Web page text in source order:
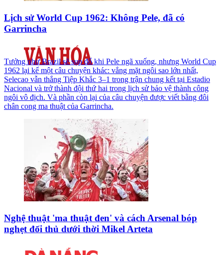
Lịch sử World Cup 1962: Không Pele, đã có
Garrincha
Tưởng như Brazil sẽ sụp đổ khi Pele ngã xuống, nhưng World Cup
1962 lại kể một câu chuyện khác: vắng mặt ngôi sao lớn nhất,
Selecao vẫn thắng Tiệp Khắc 3–1 trong trận chung kết tại Estadio
Nacional và trở thành đội thứ hai trong lịch sử bảo vệ thành công
ngôi vô địch. Và phần còn lại của câu chuyện được viết bằng đôi
chân cong ma thuật của Garrincha.
Nghệ thuật 'ma thuật đen' và cách Arsenal bóp
nghẹt đối thủ dưới thời Mikel Arteta